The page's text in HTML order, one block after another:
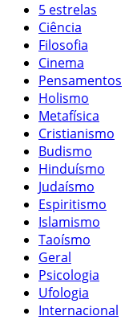
5 estrelas
Ciência
Filosofia
Cinema
Pensamentos
Holismo
Metafísica
Cristianismo
Budismo
Hinduísmo
Judaísmo
Espiritismo
Islamismo
Taoísmo
Geral
Psicologia
Ufologia
Internacional